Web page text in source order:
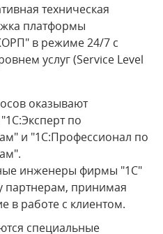
техническая
платформы
в режиме 24/7 с
услуг (Service Level
оказывают
по
и "1С:Профессионал по
инженеры фирмы "1С"
партнерам, принимая
в работе с клиентом.
специальные